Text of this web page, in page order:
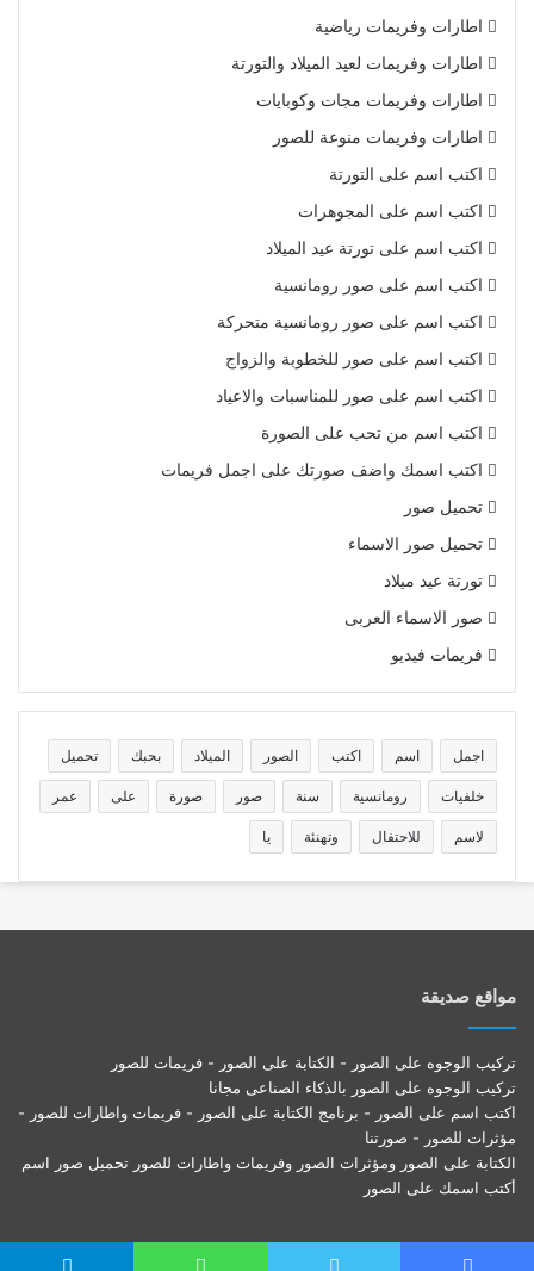
اطارات وفريمات رياضية
اطارات وفريمات لعيد الميلاد والتورتة
اطارات وفريمات مجات وكوبايات
اطارات وفريمات منوعة للصور
اكتب اسم على التورتة
اكتب اسم على المجوهرات
اكتب اسم على تورتة عيد الميلاد
اكتب اسم على صور رومانسية
اكتب اسم على صور رومانسية متحركة
اكتب اسم على صور للخطوبة والزواج
اكتب اسم على صور للمناسبات والاعياد
اكتب اسم من تحب على الصورة
اكتب اسمك واضف صورتك على اجمل فريمات
تحميل صور
تحميل صور الاسماء
تورتة عيد ميلاد
صور الاسماء العربى
فريمات فيديو
اجمل اسم اكتب الصور الميلاد بحبك تحميل
خلفيات رومانسية سنة صور صورة على عمر
لاسم للاحتفال وتهنئة يا
مواقع صديقة
تركيب الوجوه على الصور - الكتابة على الصور - فريمات للصور
تركيب الوجوه على الصور بالذكاء الصناعى مجانا
اكتب اسم على الصور - برنامج الكتابة على الصور - فريمات واطارات للصور -
مؤثرات للصور - صورتنا
الكتابة على الصور ومؤثرات الصور وفريمات واطارات للصور تحميل صور اسم
أكتب اسمك على الصور